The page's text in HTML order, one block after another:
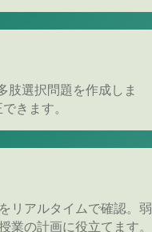
肢選択問題を作成しま
きます。
リアルタイムで確認。弱
業の計画に役立てます。